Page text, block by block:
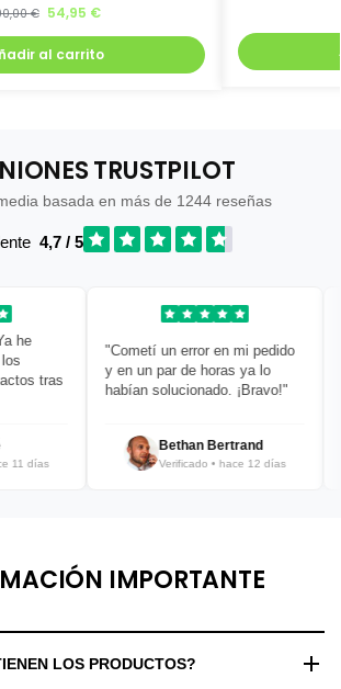
€ 54,95 €
al carrito
TRUSTPILOT
basada en más de 1244 reseñas
4,7 / 5
tras
días
"Cometí un error en mi pedido
y en un par de horas ya lo
habían solucionado. ¡Bravo!"
Bethan Bertrand
Verificado • hace 12 días
IMPORTANTE
LOS PRODUCTOS?